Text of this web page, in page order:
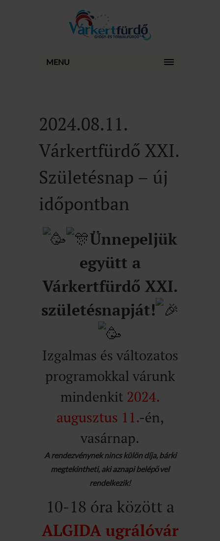
MENU
2024.08.11.
Várkertfürdő XXI.
Születésnap – új
időpontban
Ünnepeljük
együtt a
Várkertfürdő XXI.
születésnapját!
Izgalmas és változatos
programokkal várunk
mindenkit 2024.
augusztus 11.-én,
vasárnap.
A rendezvénynek nincs külön díja, bárki
megtekintheti, aki aznapi belépővel
rendelkezik!
10-18 óra között a
ALGIDA ugrálóvár